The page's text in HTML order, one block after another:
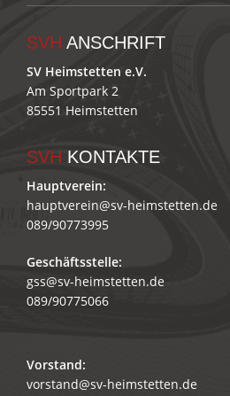
SVH ANSCHRIFT
SV Heimstetten e.V.
Am Sportpark 2
85551 Heimstetten
SVH KONTAKTE
Hauptverein:
hauptverein@sv-heimstetten.de
089/90773995
Geschäftsstelle:
gss@sv-heimstetten.de
089/90775066
Vorstand:
vorstand@sv-heimstetten.de